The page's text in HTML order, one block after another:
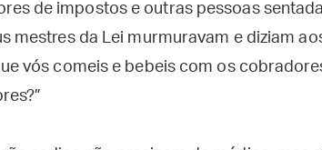
de impostos e outras pessoas
mestres da Lei murmuravam e diziam
vós comeis e bebeis com os